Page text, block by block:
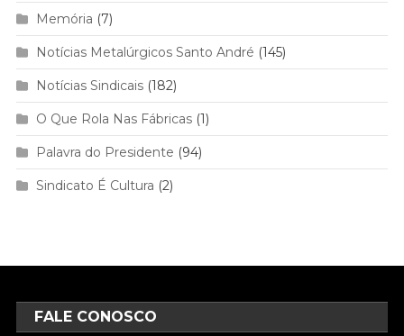
Memória (7)
Notícias Metalúrgicos Santo André (145)
Notícias Sindicais(182)
O Que Rola Nas Fábricas(1)
Palavra do Presidente (94)
Sindicato É Cultura (2)
FALE CONOSCO